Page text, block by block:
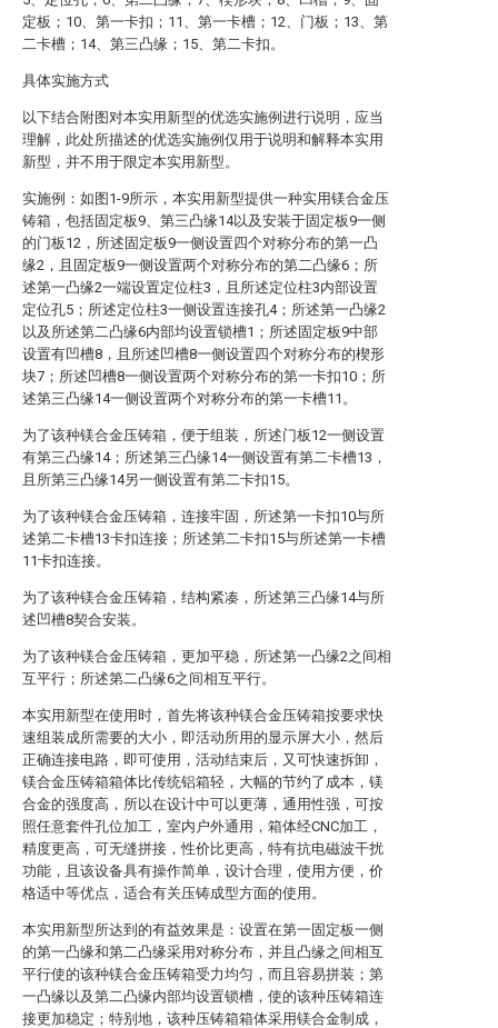
定板；10、第一卡扣；11、第一卡槽；12、门板；13、第
二卡槽；14、第三凸缘；15、第二卡扣。
具体实施方式
以下结合附图对本实用新型的优选实施例进行说明，应当
理解，此处所描述的优选实施例仅用于说明和解释本实用
新型，并不用于限定本实用新型。
实施例：如图1-9所示，本实用新型提供一种实用镁合金压
铸箱，包括固定板9、第三凸缘14以及安装于固定板9一侧
的门板12，所述固定板9一侧设置四个对称分布的第一凸
缘2，且固定板9一侧设置两个对称分布的第二凸缘6；所
述第一凸缘2一端设置定位柱3，且所述定位柱3内部设置
定位孔5；所述定位柱3一侧设置连接孔4；所述第一凸缘2
以及所述第二凸缘6内部均设置锁槽1；所述固定板9中部
设置有凹槽8，且所述凹槽8一侧设置四个对称分布的楔形
块7；所述凹槽8一侧设置两个对称分布的第一卡扣10；所
述第三凸缘14一侧设置两个对称分布的第一卡槽11。
为了该种镁合金压铸箱，便于组装，所述门板12一侧设置
有第三凸缘14；所述第三凸缘14一侧设置有第二卡槽13，
且所第三凸缘14另一侧设置有第二卡扣15。
为了该种镁合金压铸箱，连接牢固，所述第一卡扣10与所
述第二卡槽13卡扣连接；所述第二卡扣15与所述第一卡槽
11卡扣连接。
为了该种镁合金压铸箱，结构紧凑，所述第三凸缘14与所
述凹槽8契合安装。
为了该种镁合金压铸箱，更加平稳，所述第一凸缘2之间相
互平行；所述第二凸缘6之间相互平行。
本实用新型在使用时，首先将该种镁合金压铸箱按要求快
速组装成所需要的大小，即活动所用的显示屏大小，然后
正确连接电路，即可使用，活动结束后，又可快速拆卸，
镁合金压铸箱箱体比传统铝箱轻，大幅的节约了成本，镁
合金的强度高，所以在设计中可以更薄，通用性强，可按
照任意套件孔位加工，室内户外通用，箱体经CNC加工，
精度更高，可无缝拼接，性价比更高，特有抗电磁波干扰
功能，且该设备具有操作简单，设计合理，使用方便，价
格适中等优点，适合有关压铸成型方面的使用。
本实用新型所达到的有益效果是：设置在第一固定板一侧
的第一凸缘和第二凸缘采用对称分布，并且凸缘之间相互
平行使的该种镁合金压铸箱受力均匀，而且容易拼装；第
一凸缘以及第二凸缘内部均设置锁槽，使的该种压铸箱连
接更加稳定；特别地，该种压铸箱箱体采用镁合金制成，